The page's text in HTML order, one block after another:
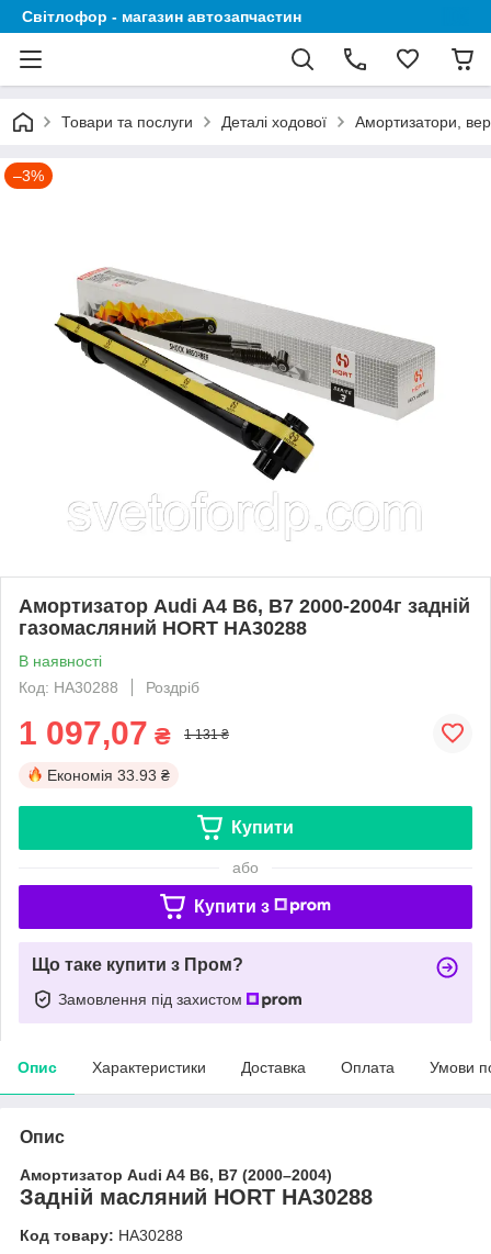
Світлофор - магазин автозапчастин
Товари та послуги Деталі ходової Амортизатори,
–3%
Амортизатор Audi A4 B6, B7 2000-2004г задній
газомасляний HORT HA30288
В наявності
Код: HA30288
Роздріб
1 097,07 ₴ 1 131 ₴
Економія 33.93 ₴
Купити
або
Купити з
Що таке купити з Пром?
Замовлення під захистом
Опис Характеристики Доставка Оплата Умови
Опис
Амортизатор Audi A4 B6, B7 (2000–2004)
Задній масляний HORT HA30288
Код товару: HA30288